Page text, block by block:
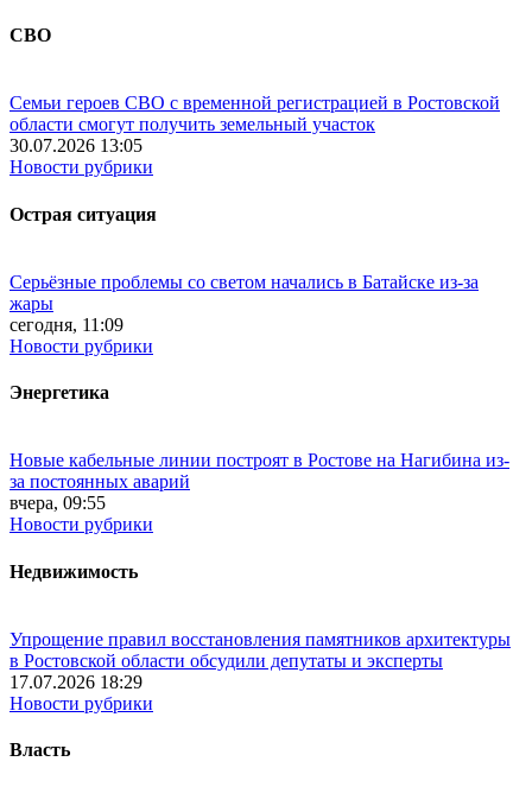
СВО
Семьи героев СВО с временной регистрацией в Ростовской
области смогут получить земельный участок
30.07.2026 13:05
Новости рубрики
Острая ситуация
Серьёзные проблемы со светом начались в Батайске из-за
жары
сегодня, 11:09
Новости рубрики
Энергетика
Новые кабельные линии построят в Ростове на Нагибина из-
за постоянных аварий
вчера, 09:55
Новости рубрики
Недвижимость
Упрощение правил восстановления памятников архитектуры
в Ростовской области обсудили депутаты и эксперты
17.07.2026 18:29
Новости рубрики
Власть